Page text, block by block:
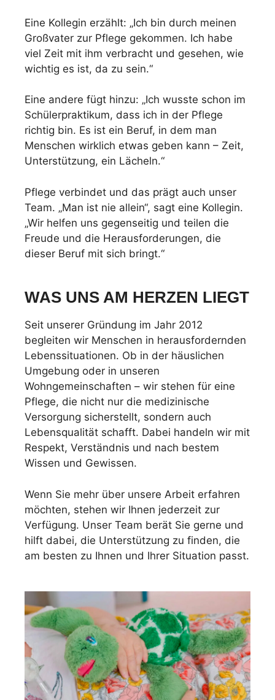
Eine Kollegin erzählt: „Ich bin durch meinen
Großvater zur Pflege gekommen. Ich habe
viel Zeit mit ihm verbracht und gesehen, wie
wichtig es ist, da zu sein.“
Eine andere fügt hinzu: „Ich wusste schon im
Schülerpraktikum, dass ich in der Pflege
richtig bin. Es ist ein Beruf, in dem man
Menschen wirklich etwas geben kann – Zeit,
Unterstützung, ein Lächeln.“
Pflege verbindet und das prägt auch unser
Team. „Man ist nie allein“, sagt eine Kollegin.
„Wir helfen uns gegenseitig und teilen die
Freude und die Herausforderungen, die
dieser Beruf mit sich bringt.“
WAS UNS AM HERZEN LIEGT
Seit unserer Gründung im Jahr 2012
begleiten wir Menschen in herausfordernden
Lebenssituationen. Ob in der häuslichen
Umgebung oder in unseren
Wohngemeinschaften – wir stehen für eine
Pflege, die nicht nur die medizinische
Versorgung sicherstellt, sondern auch
Lebensqualität schafft. Dabei handeln wir mit
Respekt, Verständnis und nach bestem
Wissen und Gewissen.
Wenn Sie mehr über unsere Arbeit erfahren
möchten, stehen wir Ihnen jederzeit zur
Verfügung. Unser Team berät Sie gerne und
hilft dabei, die Unterstützung zu finden, die
am besten zu Ihnen und Ihrer Situation passt.